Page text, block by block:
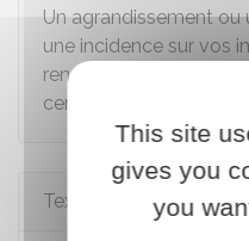
Un agrandissement
une incidence sur vos
renseignements, vous
centre départemental
Textes de référence
This site
gives you
you